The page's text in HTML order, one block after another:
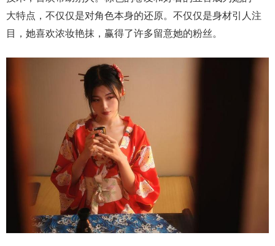
大特点，不仅仅是对角色本身的还原。不仅仅是身材引人注
目，她喜欢浓妆艳抹，赢得了许多留意她的粉丝。